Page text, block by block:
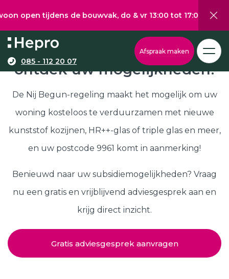
tijdens de bouwvak, do & vr 13:00 tot 17:00, za 10:00
085 - 112 20 07
Afspraak maken
Nij Begun subsidie in 9961,
ontdek uw mogelijkheden!
De Nij Begun-regeling maakt het mogelijk om uw
woning kosteloos te verduurzamen met nieuwe
kunststof kozijnen, HR++-glas of triple glas en meer,
en uw postcode 9961 komt in aanmerking!
Benieuwd naar uw subsidiemogelijkheden? Vraag
nu een gratis en vrijblijvend adviesgesprek aan en
krijg direct inzicht.
Gratis adviesgesprek aanvragen
Wat wilt u graag verduurzamen?
Via onze configurator berekent u eenvoudig een
richtprijs voor uw kunststof kozijnen, -deuren, of
schuifpuien.
Samenstellen
Deuren
Schuifpuien
Kunststof kozijnen
Kunststof deuren
Kunststof schuifpuien
Isolatie
Klantenservice
Hepro
Subsidies
SHOWROOM BEZOEKEN